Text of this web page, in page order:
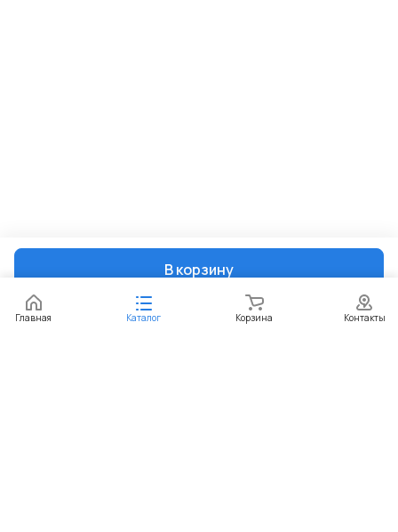
В корзину
Главная Каталог Корзина Контакты